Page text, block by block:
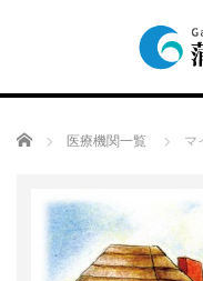
Home 医療機関一覧 マ